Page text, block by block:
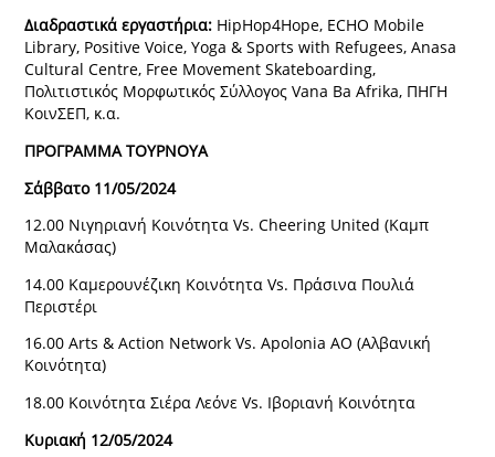
Διαδραστικά εργαστήρια:HipHop4Hope, ECHO Mobile
Library, Positive Voice, Yoga & Sports with Refugees, Anasa
Cultural Centre, Free Movement Skateboarding,
Πολιτιστικός Μορφωτικός Σύλλογος Vana Ba Afrika, ΠΗΓΗ
ΚοινΣΕΠ, κ.α.
ΠΡΟΓΡΑΜΜΑ ΤΟΥΡΝΟΥΑ
Σάββατο 11/05/2024
12.00 Νιγηριανή Κοινότητα Vs. Cheering United (Καμπ
Μαλακάσας)
14.00 Καμερουνέζικη Κοινότητα Vs. Πράσινα Πουλιά
Περιστέρι
16.00 Arts & Action Network Vs. Apolonia ΑΟ (Αλβανική
Κοινότητα)
18.00 Κοινότητα Σιέρα Λεόνε Vs. Ιβοριανή Κοινότητα
Κυριακή 12/05/2024